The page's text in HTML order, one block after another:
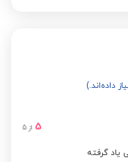
5 از 5
یاد گرفته